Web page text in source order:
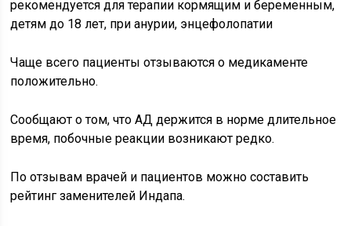
рекомендуется для терапии кормящим и беременным,
детям до 18 лет, при анурии, энцефолопатии
Чаще всего пациенты отзываются о медикаменте
положительно.
Сообщают о том, что АД держится в норме длительное
время, побочные реакции возникают редко.
По отзывам врачей и пациентов можно составить
рейтинг заменителей Индапа.